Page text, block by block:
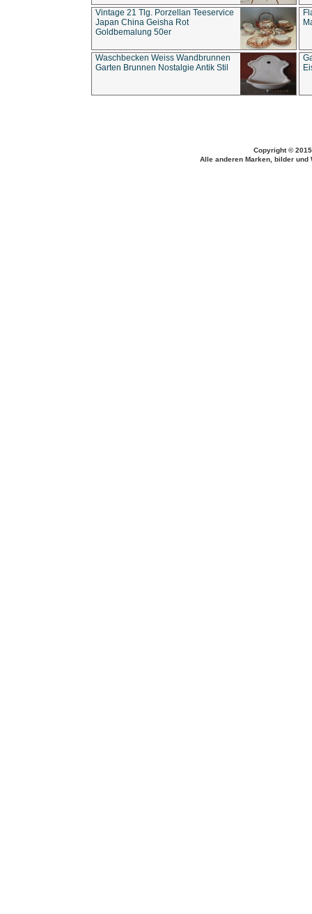
Vintage 21 Tlg. Porzellan Teeservice
Japan China Geisha Rot
Goldbemalung 50er
Waschbecken Weiss Wandbrunnen
Garten Brunnen Nostalgie Antik Stil
Copyright ©
Alle anderen Marken, bilder und